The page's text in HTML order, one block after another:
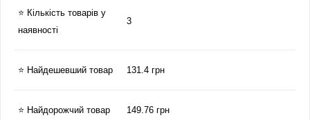
⭐ Кількість товарів у
наявності
3
⭐ Найдешевший товар 131.4 грн
⭐ Найдорожчий товар 149.76 грн